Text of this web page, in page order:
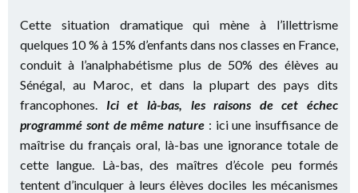
Cette situation dramatique qui mène à l’illettrisme
quelques 10 % à 15% d’enfants dans nos classes en France,
conduit à l’analphabétisme plus de 50% des élèves au
Sénégal, au Maroc, et dans la plupart des pays dits
francophones. Ici et là-bas, les raisons de cet échec
programmé sont de même nature : ici une insuffisance de
maîtrise du français oral, là-bas une ignorance totale de
cette langue. Là-bas, des maîtres d’école peu formés
tentent d’inculquer à leurs élèves dociles les mécanismes